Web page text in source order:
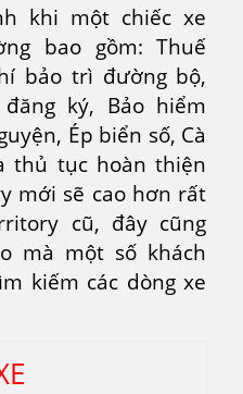
khi một chiếc xe
bao gồm: Thuế
bảo trì đường bộ,
ký, Bảo hiểm
Ép biển số, Cà
thủ tục hoàn thiện
mới sẽ cao hơn rất
cũ, đây cũng
mà một số khách
kiếm các dòng xe